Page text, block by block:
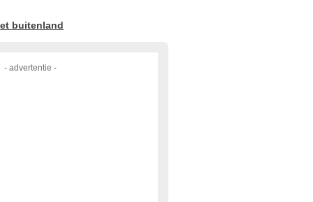
buitenland
- advertentie -